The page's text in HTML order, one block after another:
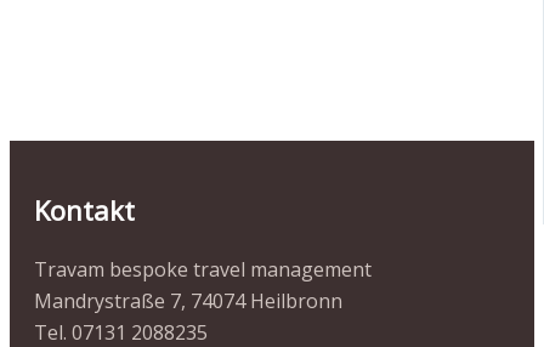
Kontakt
Travam bespoke travel management
Mandrystraße 7, 74074 Heilbronn
Tel. 07131 2088235